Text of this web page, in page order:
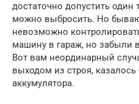
достаточно допустить один
можно выбросить. Но
невозможно
машину в гараж, но забыли
Вот вам неординарный
выходом из строя, казалось
аккумулятора.